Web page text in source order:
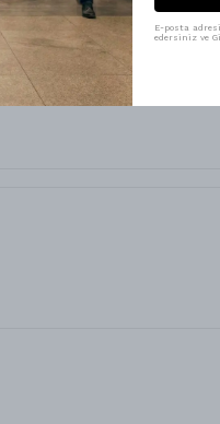
E-posta
edersiniz ve